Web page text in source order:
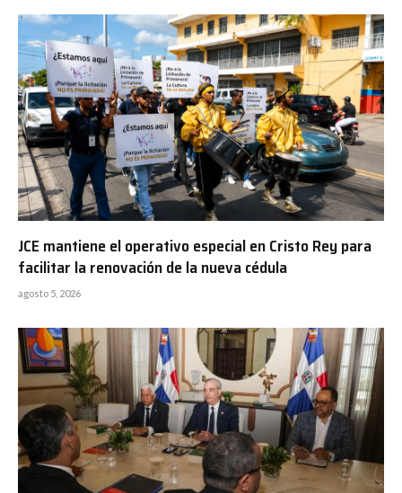
JCE mantiene el operativo especial en Cristo Rey para
facilitar la renovación de la nueva cédula
agosto 5, 2026